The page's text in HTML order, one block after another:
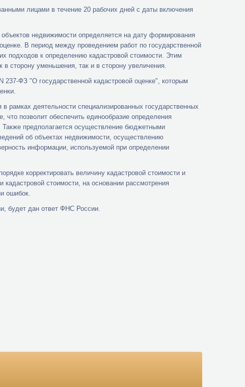
лицами в течение 20 рабочих дней с даты включения
недвижимости определяется на дату формирования
В период между проведением работ по государственной
подходов к определению кадастровой стоимости. Этим
в сторону уменьшения, так и в сторону увеличения.
ФЗ "О государственной кадастровой оценке", которым
рамках деятельности специализированных государственных
позволит обеспечить единообразие определения
Также предполагается осуществление бюджетными
об объектах недвижимости, осуществлению
информации, используемой при определении
корректировать величину кадастровой стоимости и
стоимости, на основании рассмотрения
ошибок.
будет дан ответ ФНС России.